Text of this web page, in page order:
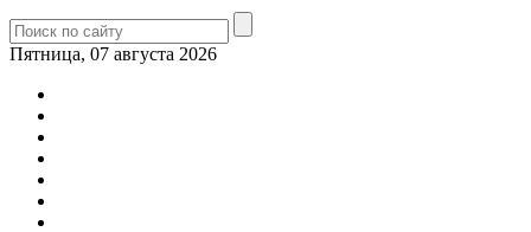
Пятница, 07 августа 2026